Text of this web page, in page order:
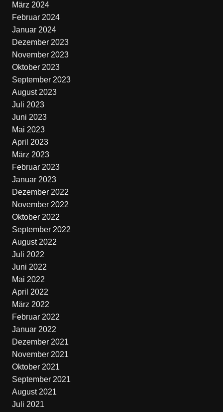
März 2024
Februar 2024
Januar 2024
Dezember 2023
November 2023
Oktober 2023
September 2023
August 2023
Juli 2023
Juni 2023
Mai 2023
April 2023
März 2023
Februar 2023
Januar 2023
Dezember 2022
November 2022
Oktober 2022
September 2022
August 2022
Juli 2022
Juni 2022
Mai 2022
April 2022
März 2022
Februar 2022
Januar 2022
Dezember 2021
November 2021
Oktober 2021
September 2021
August 2021
Juli 2021